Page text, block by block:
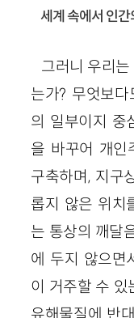
세계 속에서 인간
그러니 우리
는가? 무엇보
의 일부이지 중
을 바꾸어 개인
구축하며, 지구
롭지 않은 위치
는 통상의 깨달
에 두지 않으면
이 거주할 수 있
유해물질에 반